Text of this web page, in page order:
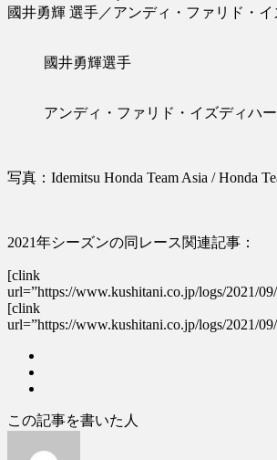
國井勇輝 選手／アンディ・ファリド・
國井勇輝選手
アンディ・ファリド・イズディハ
写真：Idemitsu Honda Team Asia / Honda
2021年シーズンの同レース関連記事：
[clink
url=”https://www.kushitani.co.jp/logs/2021/
[clink
url=”https://www.kushitani.co.jp/logs/2021/
この記事を書いた人